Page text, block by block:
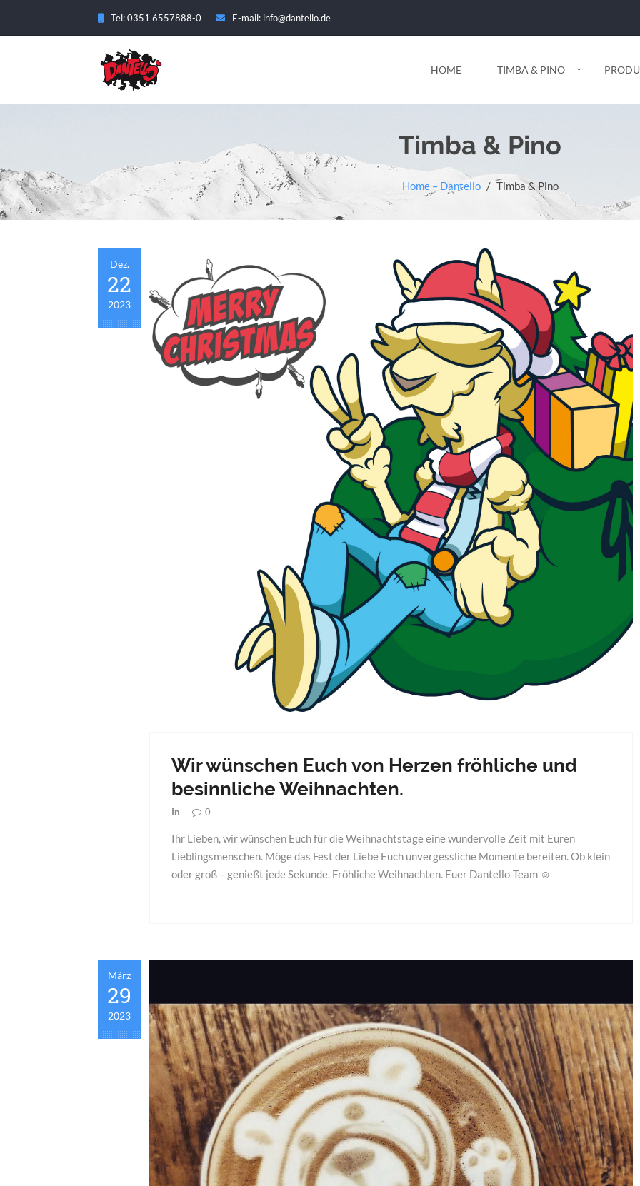
Tel: 0351 6557888-0 E-mail: info@dantello.de
HOME TIMBA & PINO
Timba & Pino
Home – Dantello / Timba & Pino
Dez.
22
2023
Wir wünschen Euch von Herzen fröhliche und
besinnliche Weihnachten.
In 0
Ihr Lieben, wir wünschen Euch für die Weihnachtstage eine wundervolle Zeit mit Euren
Lieblingsmenschen. Möge das Fest der Liebe Euch unvergessliche Momente bereiten. Ob klein
oder groß – genießt jede Sekunde. Fröhliche Weihnachten. Euer Dantello-Team ☺️
März
29
2023